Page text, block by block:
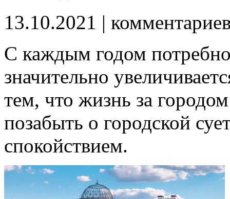
13.10.2021 |
С каждым годом
значительно
тем, что жизнь за
позабыть о городской
спокойствием.